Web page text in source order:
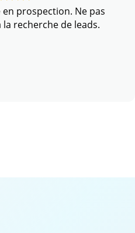
prospection. Ne pas
recherche de leads.